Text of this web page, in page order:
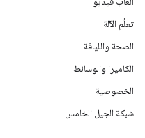
تعلُم الآلة
الصحة واللياقة
الكاميرا والوسائط
الخصوصية
شبكة الجيل الخامس